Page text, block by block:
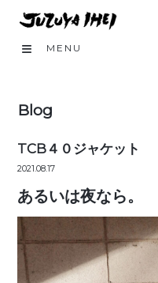
MENU
Blog
TCB４０ジャケット
2021.08.17
あるいは夜なら。